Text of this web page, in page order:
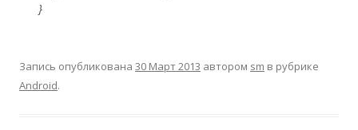
}
Запись опубликована 30 Март 2013 автором sm в рубрике
Android.